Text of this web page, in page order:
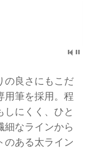
の良さにもこだ
用筆を採用。程
しにくく、ひと
細なラインから
のある太ライン